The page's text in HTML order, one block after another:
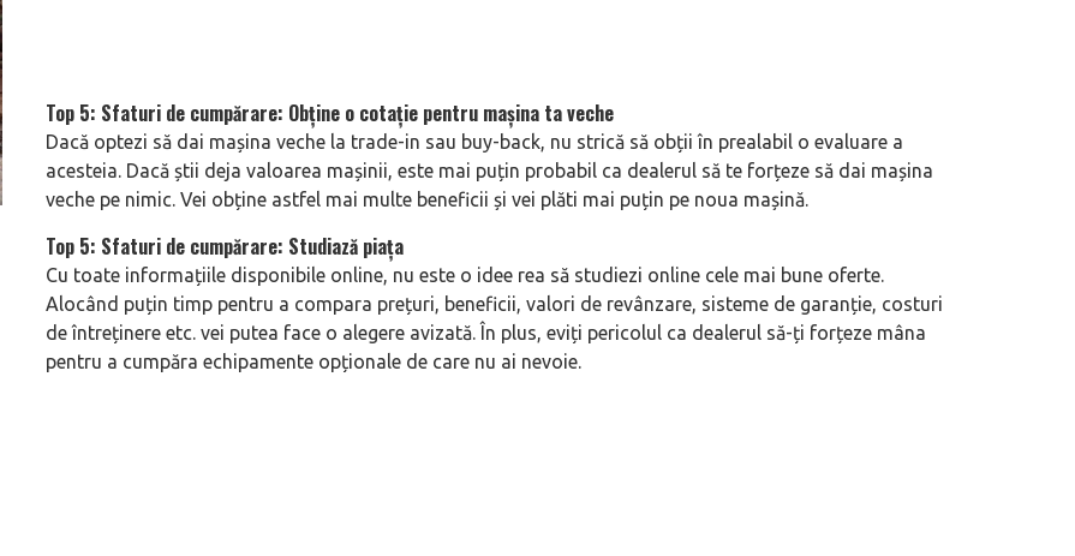
Top 5: Sfaturi de cumpărare: Obține o cotație pentru mașina ta veche
Dacă optezi să dai mașina veche la trade-in sau buy-back, nu strică să obții în prealabil o evaluare a
acesteia. Dacă știi deja valoarea mașinii, este mai puțin probabil ca dealerul să te forțeze să dai mașina
veche pe nimic. Vei obține astfel mai multe beneficii și vei plăti mai puțin pe noua mașină.
Top 5: Sfaturi de cumpărare: Studiază piața
Cu toate informațiile disponibile online, nu este o idee rea să studiezi online cele mai bune oferte.
Alocând puțin timp pentru a compara prețuri, beneficii, valori de revânzare, sisteme de garanție, costuri
de întreținere etc. vei putea face o alegere avizată. În plus, eviți pericolul ca dealerul să-ți forțeze mâna
pentru a cumpăra echipamente opționale de care nu ai nevoie.
Dacă viața e „heavy duty”, măcar să-i ai alături pe cei
mai buni!
GAC AION vine oficial în România. Primele modele
electrice vor fi AION V și AION UT
Ford vizând uzina din Valencia,